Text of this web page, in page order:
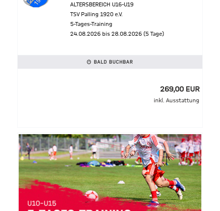
ALTERSBEREICH U16-U19
TSV Palling 1920 e.V.
5-Tages-Training
24.08.2026 bis 28.08.2026 (5 Tage)
BALD BUCHBAR
269,00 EUR
inkl. Ausstattung